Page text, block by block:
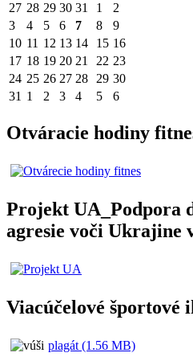
27 28 29 30 31 1
2
3
4 5 6 7 8
9
10 11 12 13 14 15 16
17 18 19 20 21 22 23
24 25 26 27 28 29 30
31 1 2 3 4 5 6
Otváracie hodiny
Projekt UA_Podpora
agresie voči Ukrajine
Viacúčelové športové
plagát (1.56 MB)